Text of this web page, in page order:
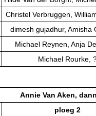
Christel Verbruggen,
dimesh gujadhur, Amisha
Michael Reynen, Anja
Michael Rourke,
Annie Van Aken,
ploeg 2